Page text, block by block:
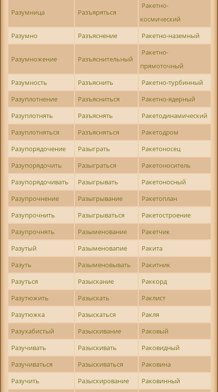
Разумница Разъяряться
Ракетно-
космический
Разумно
Разъяснение Ракетно-наземный
Разумножение Разъяснительный
Ракетно-
прямоточный
Разумность
Разъяснить
Ракетно-турбинный
Разуплотнение
Разъясниться
Ракетно-ядерный
Разуплотнять
Разъяснять
Ракетодинамический
Разуплотняться
Разъясняться
Ракетодром
Разупорядочение
Разыграть
Ракетоносец
Разупорядочить
Разыграться
Ракетоноситель
Разупорядочивать
Разыгрывать
Ракетоносный
Разупрочнение
Разыгрывание
Ракетоплан
Разупрочнить
Разыгрываться
Ракетостроение
Разупрочнять
Разыменование
Ракетчик
Разутый
Разыменовапие
Ракита
Разуть
Разыменовывать
Ракитник
Разуться
Разыскание
Раккорд
Разутюжить
Разыскать
Раклист
Разутюжка
Разыскаться
Ракля
Разухабистый
Разыскивание
Раковый
Разучивать
Разыскивать
Раковидный
Разучиваться
Разыскиваться
Раковина
Разучить
Разыскирование
Раковинный